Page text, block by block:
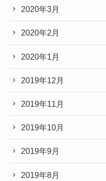
2020年3月
2020年2月
2020年1月
2019年12月
2019年11月
2019年10月
2019年9月
2019年8月